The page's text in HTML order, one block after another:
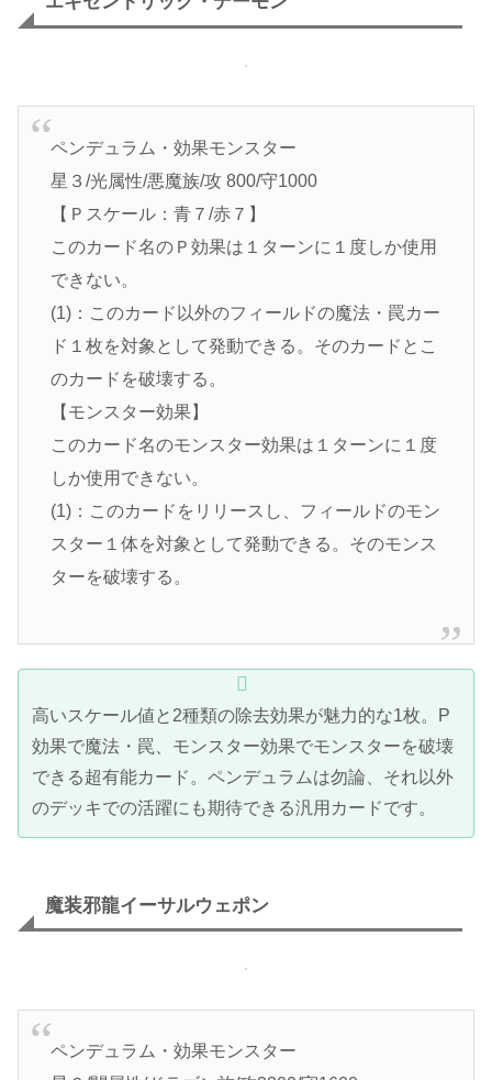
ペンデュラム・効果モンスター
星３/光属性/悪魔族/攻 800/守1000
【Ｐスケール：青７/赤７】
このカード名のＰ効果は１ターンに１度しか使用
できない。
(1)：このカード以外のフィールドの魔法・罠カー
ド１枚を対象として発動できる。そのカードとこ
のカードを破壊する。
【モンスター効果】
このカード名のモンスター効果は１ターンに１度
しか使用できない。
(1)：このカードをリリースし、フィールドのモン
スター１体を対象として発動できる。そのモンス
ターを破壊する。
高いスケール値と2種類の除去効果が魅力的な1枚。P
効果で魔法・罠、モンスター効果でモンスターを破壊
できる超有能カード。ペンデュラムは勿論、それ以外
のデッキでの活躍にも期待できる汎用カードです。
魔装邪龍イーサルウェポン
ペンデュラム・効果モンスター